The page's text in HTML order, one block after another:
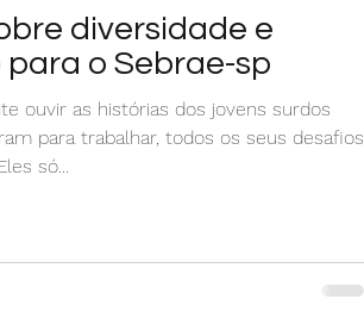
diversidade e
para o Sebrae-sp
ouvir as histórias dos jovens surdos
para trabalhar, todos os seus desafios
só...